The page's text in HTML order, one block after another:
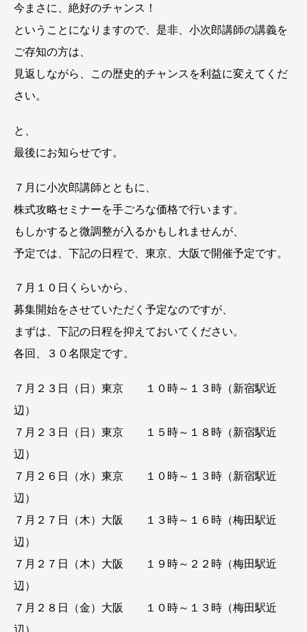
今まさに、絶好のチャンス！
ということになりますので、是非、小次郎講師の講義を
ご存知の方は、
見返しながら、この歴史的チャンスを利益に変えてくだ
さい。
と、
最後にお知らせです。
７月に小次郎講師とともに、
株式攻略セミナーを手ごろな価格で行います。
もしかすると微調整が入るかもしれませんが、
予定では、下記の日程で、東京、大阪で開催予定です。
７月１０日くらいから、
募集開始をさせていただく予定なのですが、
まずは、下記の日程を抑えておいてください。
各回、３０名限定です。
７月２３日（日）東京 １０時～１３時（新宿駅近
辺）
７月２３日（日）東京 １５時～１８時（新宿駅近
辺）
７月２６日（水）東京 １０時～１３時（新宿駅近
辺）
７月２７日（木）大阪 １３時～１６時（梅田駅近
辺）
７月２７日（木）大阪 １９時～２２時（梅田駅近
辺）
７月２８日（金）大阪 １０時～１３時（梅田駅近